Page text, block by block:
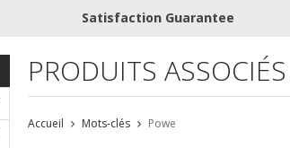
Satisfaction Guarantee
PRODUITS
Accueil Mots-clés Powe